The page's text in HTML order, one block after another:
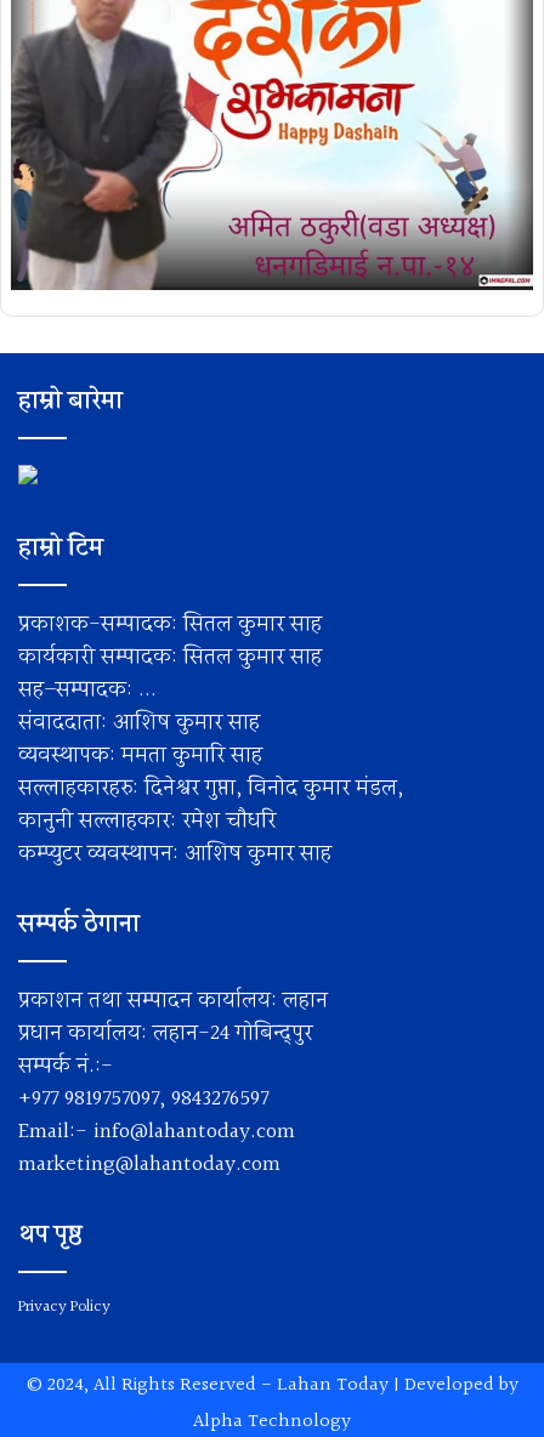
हाम्रो बारेमा
हाम्रो टिम
प्रकाशक-सम्पादक: सितल कुमार साह
कार्यकारी सम्पादक: सितल कुमार साह
सह–सम्पादक: ...
संवाददाता: आशिष कुमार साह
व्यवस्थापक: ममता कुमारि साह
सल्लाहकारहरु: दिनेश्वर गुप्ता, विनोद कुमार मंडल,
कानुनी सल्लाहकार: रमेश चाैधरि
कम्प्युटर व्यवस्थापन: आशिष कुमार साह
सम्पर्क ठेगाना
प्रकाशन तथा सम्पादन कार्यालय: लहान
प्रधान कार्यालय: लहान-24 गोबिन्द्पुर
सम्पर्क नं.:-
+977 9819757097, 9843276597
Email:- info@lahantoday.com
marketing@lahantoday.com
थप पृष्ठ
Privacy Policy
© 2024, All Rights Reserved - Lahan Today| Developed by
Alpha Technology